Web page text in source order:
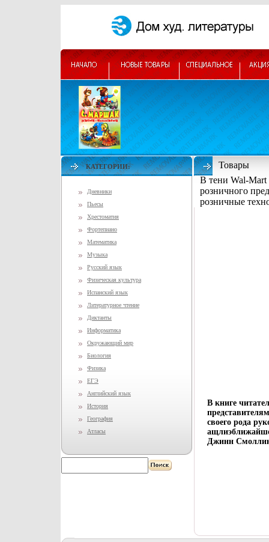
КАТЕГОРИИ:
Дневники
Пьесы
Хрестоматия
Фортепиано
Математика
Музыка
Русский язык
Физическая культура
Испанский язык
Литературное чтение
Диктанты
Информатика
Окружающий мир
Биология
Физика
ЕГЭ
Английский язык
История
География
Атласы
Товары
В тени Wal-Mart
розничного
розничные
В книге
своего рода
Джинн